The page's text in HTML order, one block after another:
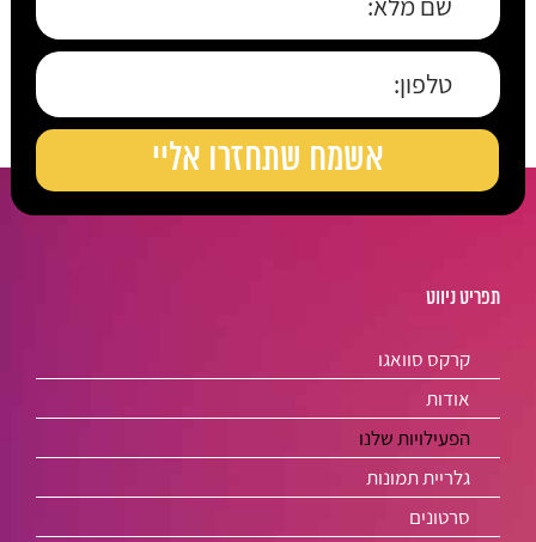
תפריט ניווט
קרקס סוואגו
אודות
הפעילויות שלנו
גלריית תמונות
סרטונים